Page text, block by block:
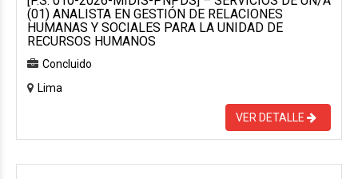
(01) ANALISTA EN GESTIÓN DE RELACIONES
HUMANAS Y SOCIALES PARA LA UNIDAD DE
RECURSOS HUMANOS
Concluido
Lima
VER DETALLE